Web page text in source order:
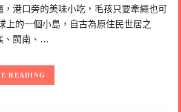
，港口旁的美味小吃，毛孩只要牽繩也可
上的一個小島，自古為原住民世居之
、閩南、…
READING